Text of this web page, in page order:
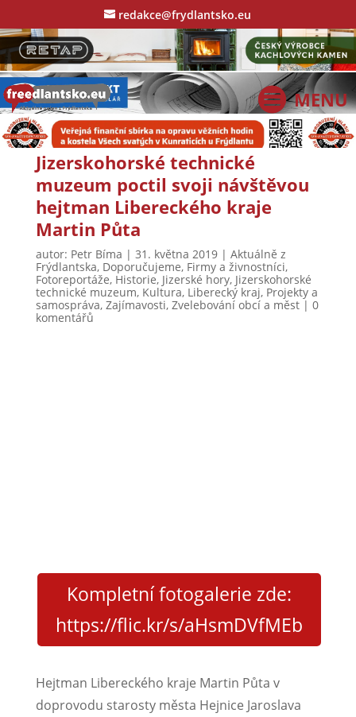
redakce@frydlantsko.eu
Jizerskohorské technické
muzeum poctil svoji návštěvou
hejtman Libereckého kraje
Martin Půta
autor: Petr Bíma | 31. května 2019| Aktuálně z
Frýdlantska, Doporučujeme, Firmy a živnostníci,
Fotoreportáže, Historie, Jizerské hory, Jizerskohorské
technické muzeum, Kultura, Liberecký kraj, Projekty a
samospráva, Zajímavosti, Zvelebování obcí a měst| 0
komentářů
Kompletní fotogalerie zde:
https://flic.kr/s/aHsmDVfMEb
Hejtman Libereckého kraje Martin Půta v
doprovodu starosty města Hejnice Jaroslava